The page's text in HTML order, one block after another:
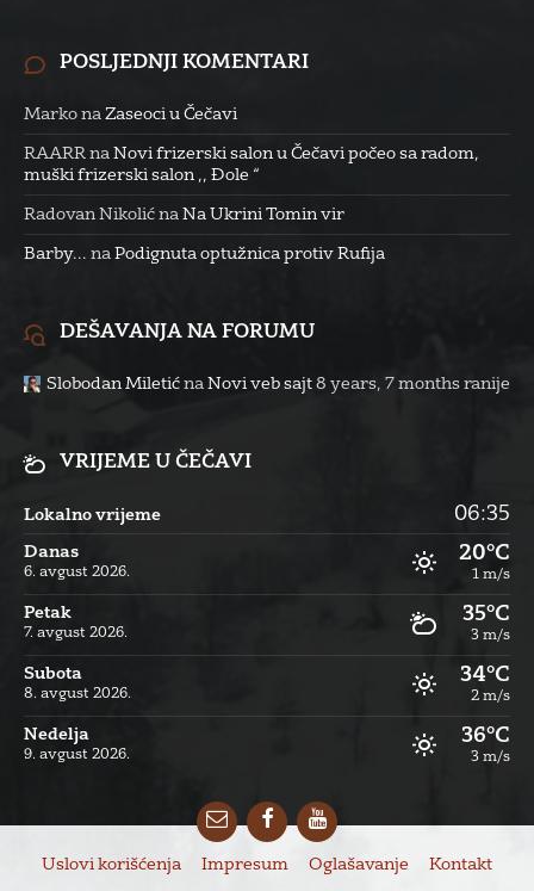
POSLJEDNJI KOMENTARI
Marko na Zaseoci u Čečavi
RAARR na Novi frizerski salon u Čečavi počeo sa radom,
muški frizerski salon ,, Đole “
Radovan Nikolić na Na Ukrini Tomin vir
Barby... na Podignuta optužnica protiv Rufija
DEŠAVANJA NA FORUMU
Slobodan Miletić na Novi veb sajt 8 years, 7 months ranije
VRIJEME U ČEČAVI
Lokalno vrijeme 06:35
Danas
6. avgust 2026.
20°C
1 m/s
Petak
7. avgust 2026.
35°C
3 m/s
Subota
8. avgust 2026.
34°C
2 m/s
Nedelja
9. avgust 2026.
36°C
3 m/s
EmailFacebookYouTube
Uslovi korišćenja Impresum Oglašavanje Kontakt